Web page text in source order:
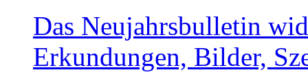
Das Neujahrsbulletin
Erkundungen, Bilder,